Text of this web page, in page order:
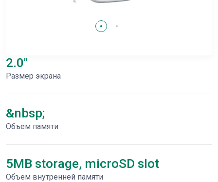
2.0"
Размер экрана
&nbsp;
Объем памяти
5MB storage, microSD slot
Объем внутренней памяти